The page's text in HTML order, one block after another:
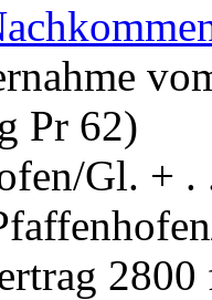
Pr 62)
Gl. +